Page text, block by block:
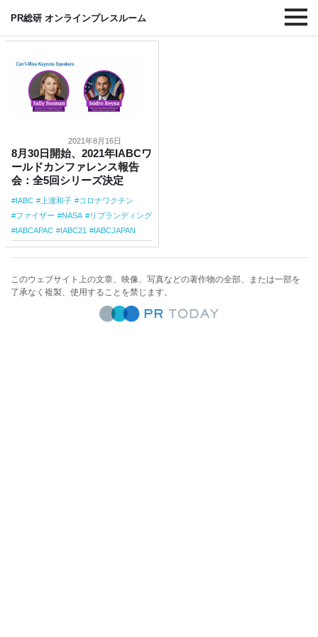
PR総研 オンラインプレスルーム
#NASA
2021年8月16日
8月30日開始、2021年IABCワ
ールドカンファレンス報告
会：全5回シリーズ決定
IABC 上瀧和子
コロナワクチン
ファイザー
NASA
リブランディング
IABCAPAC
IABC21 IABCJAPAN
このウェブサイト上の文章、映像、写真などの著作物の全部、または一部を
了承なく複製、使用することを禁じます。